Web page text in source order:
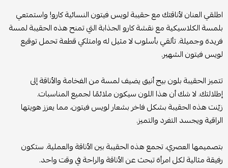
اطلقي العنان لأناقتك مع حقيبة لويس فيتون النسائية كارو! واستمتعي
بلمسة الكلاسيكية مع نقشة كارو الجذابة التي تمنح هذه الحقيبة لمسة
فريدة وجميلة. تألقي بأسلوب لا مثيل له وامتلكي قطعة تحمل توقيع
لويس فيتون الشهير.
تتميز الحقيبة بلون بيج أنيق يضيف لمسة من الفخامة والأناقة إلى
إطلالتك. لا شك أن هذا اللون سيكون ملائمًا لجميع المناسبات.
زيّنت هذه الحقيبة بشكل فاخر بشعار لويس فيتون، مما يعزز هويتها
الراقية ويجسد التفرد والتميز.
بتصميمها العصري، تجمع هذه الحقيبة بين الأناقة والعملية. ستكون
رفيقة مثالية لكل امرأة تبحث عن الأناقة والراحة في وقت واحد.